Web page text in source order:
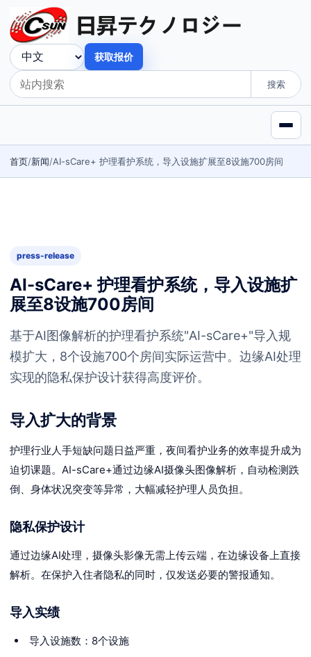
搜索
获取报价
首页 新闻 AI-sCare+ 护理看护系统，导入设施扩展至8设施700房间
press-release
AI-sCare+ 护理看护系统，导入设施扩
展至8设施700房间
基于AI图像解析的护理看护系统"AI-sCare+"导入规
模扩大，8个设施700个房间实际运营中。边缘AI处理
实现的隐私保护设计获得高度评价。
导入扩大的背景
护理行业人手短缺问题日益严重，夜间看护业务的效率提升成为
迫切课题。AI-sCare+通过边缘AI摄像头图像解析，自动检测跌
倒、身体状况突变等异常，大幅减轻护理人员负担。
隐私保护设计
通过边缘AI处理，摄像头影像无需上传云端，在边缘设备上直接
解析。在保护入住者隐私的同时，仅发送必要的警报通知。
导入实绩
导入设施数：8个设施